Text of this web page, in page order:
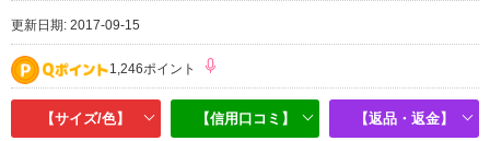
更新日期: 2017-09-15
1,246ポイント
【サイズ/色】 【信用口コミ】 【返品・返金】